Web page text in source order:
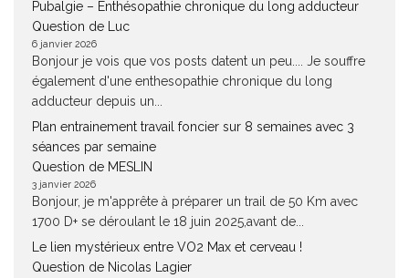
Pubalgie – Enthésopathie chronique du long adducteur
Question de Luc
6 janvier 2026
Bonjour je vois que vos posts datent un peu.... Je souffre
également d'une enthesopathie chronique du long
adducteur depuis un...
Plan entrainement travail foncier sur 8 semaines avec 3
séances par semaine
Question de MESLIN
3 janvier 2026
Bonjour, je m'apprête à préparer un trail de 50 Km avec
1700 D+ se déroulant le 18 juin 2025,avant de...
Le lien mystérieux entre VO2 Max et cerveau !
Question de Nicolas Lagier